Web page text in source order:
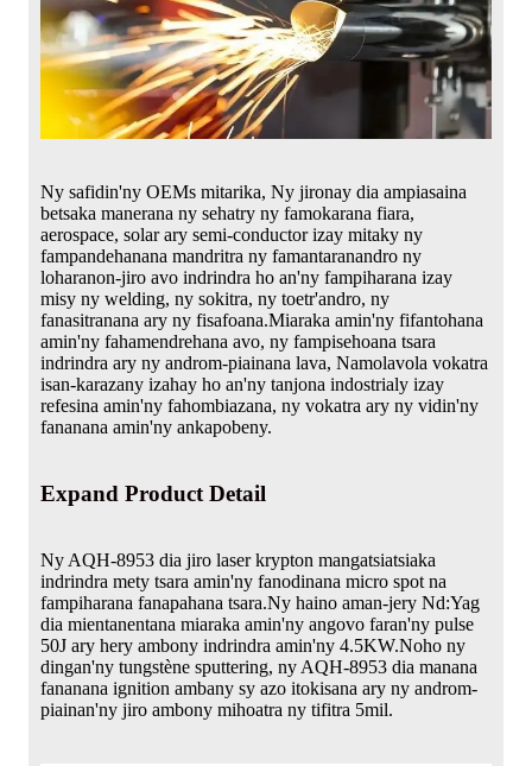
Ny safidin'ny OEMs mitarika, Ny jironay dia ampiasaina
betsaka manerana ny sehatry ny famokarana fiara,
aerospace, solar ary semi-conductor izay mitaky ny
fampandehanana mandritra ny famantaranandro ny
loharanon-jiro avo indrindra ho an'ny fampiharana izay
misy ny welding, ny sokitra, ny toetr'andro, ny
fanasitranana ary ny fisafoana.Miaraka amin'ny fifantohana
amin'ny fahamendrehana avo, ny fampisehoana tsara
indrindra ary ny androm-piainana lava, Namolavola vokatra
isan-karazany izahay ho an'ny tanjona indostrialy izay
refesina amin'ny fahombiazana, ny vokatra ary ny vidin'ny
fananana amin'ny ankapobeny.
Expand Product Detail
Ny AQH-8953 dia jiro laser krypton mangatsiatsiaka
indrindra mety tsara amin'ny fanodinana micro spot na
fampiharana fanapahana tsara.Ny haino aman-jery Nd:Yag
dia mientanentana miaraka amin'ny angovo faran'ny pulse
50J ary hery ambony indrindra amin'ny 4.5KW.Noho ny
dingan'ny tungstène sputtering, ny AQH-8953 dia manana
fananana ignition ambany sy azo itokisana ary ny androm-
piainan'ny jiro ambony mihoatra ny tifitra 5mil.